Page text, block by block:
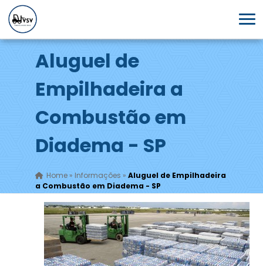
Aluguel de
Empilhadeira a
Combustão em
Diadema - SP
Home» Informações » Aluguel de Empilhadeira
a Combustão em Diadema - SP